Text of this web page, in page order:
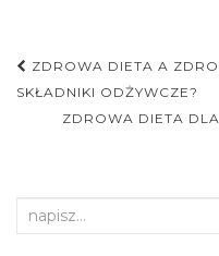
Nawigacja
postu
ZDROWA DIETA A
SKŁADNIKI ODŻYWCZE?
ZDROWA DIETA
Search